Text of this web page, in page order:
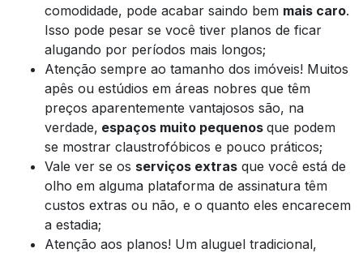
comodidade, pode acabar saindo bem mais caro.
Isso pode pesar se você tiver planos de ficar
alugando por períodos mais longos;
Atenção sempre ao tamanho dos imóveis! Muitos
apês ou estúdios em áreas nobres que têm
preços aparentemente vantajosos são, na
verdade, espaços muito pequenos que podem
se mostrar claustrofóbicos e pouco práticos;
Vale ver se os serviços extras que você está de
olho em alguma plataforma de assinatura têm
custos extras ou não, e o quanto eles encarecem
a estadia;
Atenção aos planos! Um aluguel tradicional,